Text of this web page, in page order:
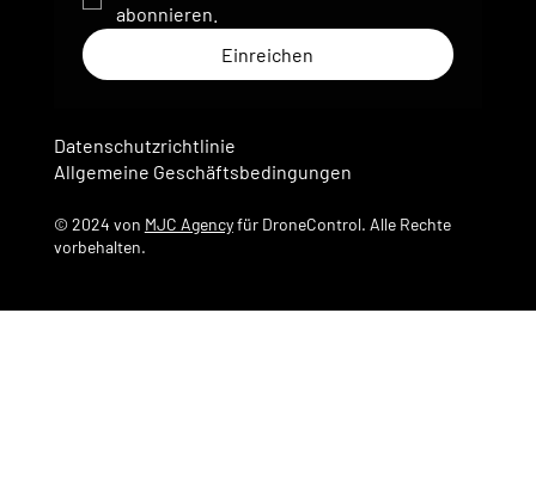
abonnieren.
Einreichen
© 2024 von MJC Agencyfür DroneControl. Alle Rechte
vorbehalten.
Allgemeine Geschäftsbedingungen
Datenschutzrichtlinie